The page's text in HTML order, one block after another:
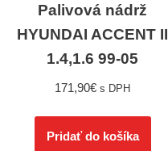
Palivová nádrž
HYUNDAI ACCENT II
1.4,1.6 99-05
171,90€ s DPH
Pridať do košíka